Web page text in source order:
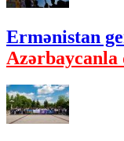
Ermənistan
Azərbaycanla